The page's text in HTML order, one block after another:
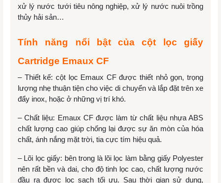
xử lý nước tưới tiêu nông nghiệp, xử lý nước nuôi trồng
thủy hải sản…
Tính năng nổi bật của cột lọc giấy
Cartridge Emaux CF
– Thiết kế: cột lọc Emaux CF được thiết nhỏ gọn, trọng
lượng nhẹ thuận tiện cho việc di chuyển và lắp đặt trên xe
đẩy inox, hoặc ở những vị trí khó.
– Chất liệu: Emaux CF được làm từ chất liệu nhựa ABS
chất lượng cao giúp chống lại được sự ăn mòn của hóa
chất, ánh nắng mặt trời, tia cực tím hiệu quả.
– Lõi lọc giấy: bên trong là lõi lọc làm bằng giấy Polyester
nên rất bền và dai, cho độ tinh lọc cao, chất lượng nước
đầu ra được lọc sạch tối ưu. Sau thời gian sử dụng,